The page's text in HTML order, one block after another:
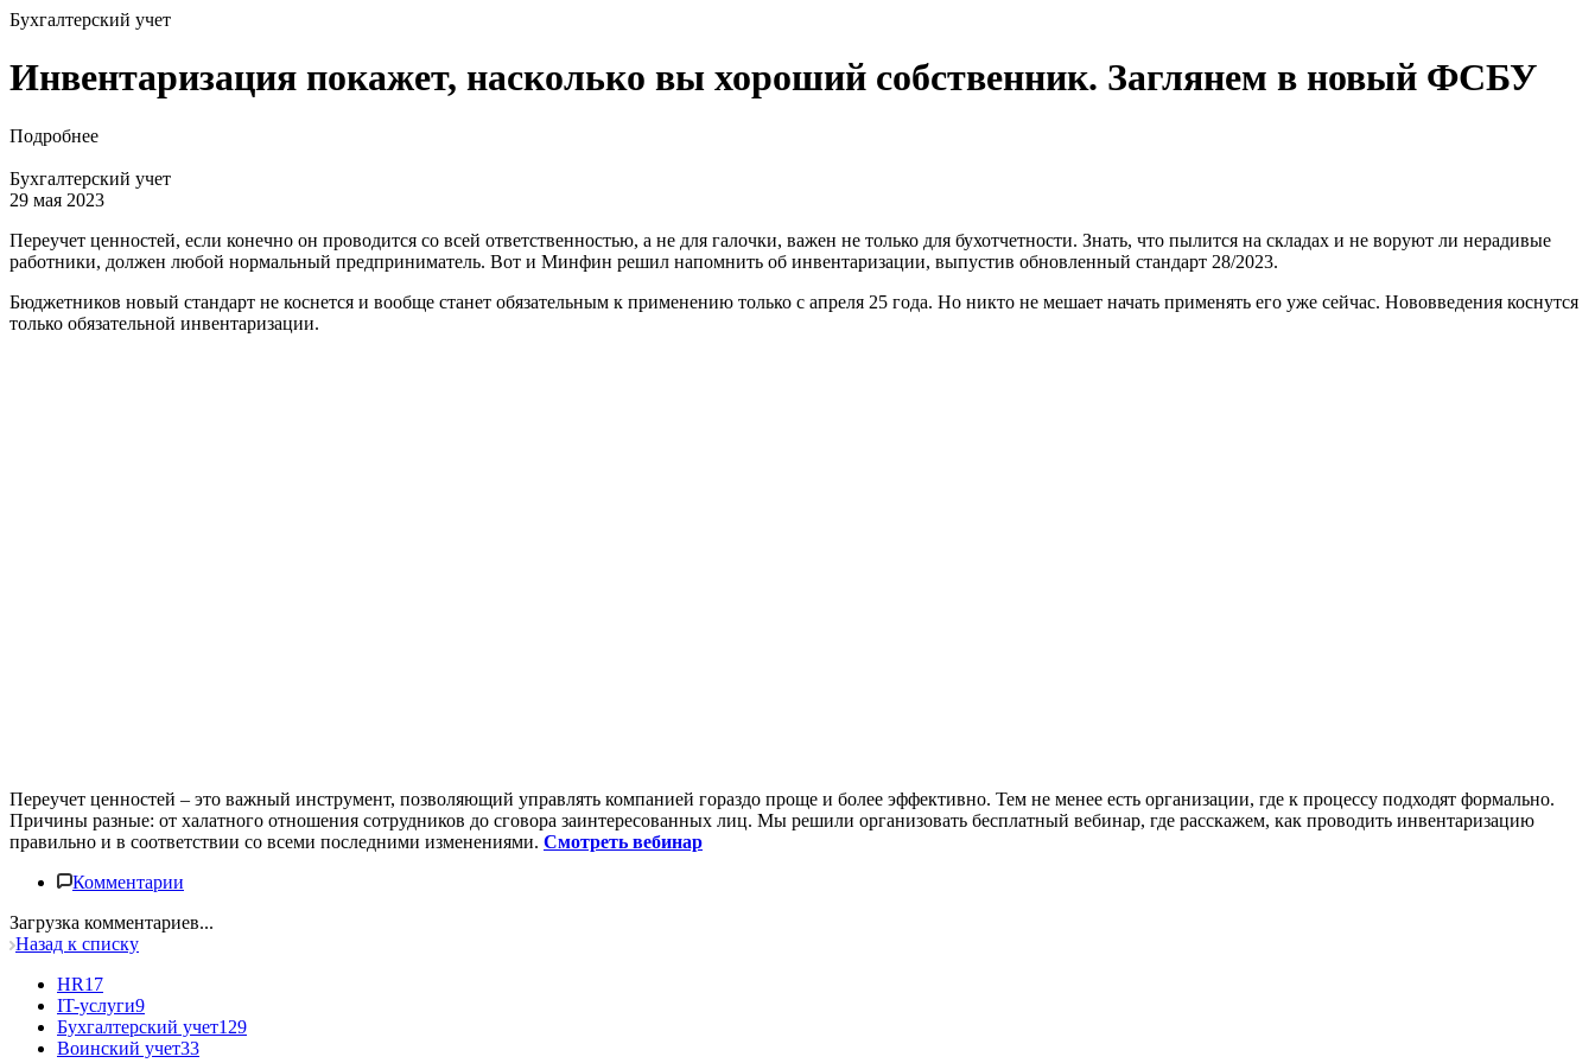
Бухгалтерский учет
Инвентаризация покажет, насколько вы хороший собственник. Заглянем в новый ФСБУ
Подробнее
Бухгалтерский учет
29 мая 2023
Переучет ценностей, если конечно он проводится со всей ответственностью, а не для галочки, важен не только для бухотчетности. Знать, что пылится на складах и не воруют ли нерадивые
работники, должен любой нормальный предприниматель. Вот и Минфин решил напомнить об инвентаризации, выпустив обновленный стандарт 28/2023.
Бюджетников новый стандарт не коснется и вообще станет обязательным к применению только с апреля 25 года. Но никто не мешает начать применять его уже сейчас. Нововведения коснутся
только обязательной инвентаризации.
Переучет ценностей – это важный инструмент, позволяющий управлять компанией гораздо проще и более эффективно. Тем не менее есть организации, где к процессу подходят формально.
Причины разные: от халатного отношения сотрудников до сговора заинтересованных лиц. Мы решили организовать бесплатный вебинар, где расскажем, как проводить инвентаризацию
правильно и в соответствии со всеми последними изменениями. Смотреть вебинар
Комментарии
Загрузка комментариев...
Назад к списку
HR17
IT-услуги9
Бухгалтерский учет129
Воинский учет33